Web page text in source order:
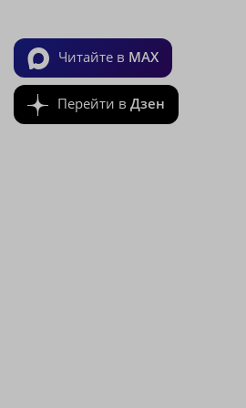
Читайте в MAX
Перейти в Дзен